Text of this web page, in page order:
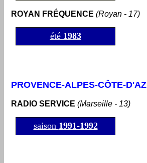
ROYAN FRÉQUENCE (Royan - 17)
été 1983
PROVENCE-ALPES-CÔTE-
RADIO SERVICE (Marseille - 13)
saison 1991-1992